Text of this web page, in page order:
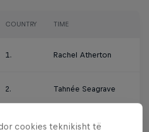
COUNTRY TIME
1. Rachel Atherton
2. Tahnée Seagrave
3. Myriam Nicole
cookies teknikisht të